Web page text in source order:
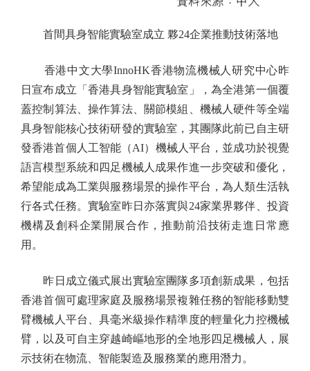
首間具身智能實驗室成立 夥24企業推動技術落地
香港中文大學InnoHK香港物流機械人研究中心昨
日宣布成立「香港具身智能實驗室」，為全港第一個覆
蓋控制算法、操作算法、關節模組、機械人硬件等全端
具身智能核心技術研發的實驗室，其團隊此前已自主研
發香港首個人工智能（AI）機械人平台，並成功於視覺
語言模型系統和四足機械人成果作進一步突破和優化，
希望能成為工業與服務場景的操作平台，為人類生活執
行各式任務。實驗室昨日亦落實與24家業界夥伴、投資
機構及創科企業開展合作，推動前沿技術走進日常應
用。
昨日成立儀式展出實驗室團隊多項創新成果，包括
香港首個可處理家庭及服務場景複雜任務的智能移動雙
臂機械人平台、具毫米級操作精準度的輕量化力控機械
臂，以及可自主穿越崎嶇地形的全地形四足機械人，展
示技術在物流、智能製造及服務業的應用潛力。